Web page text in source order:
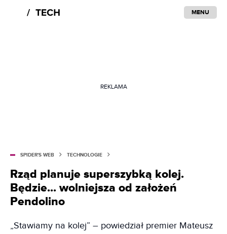
MENU
REKLAMA
SPIDER'S WEB TECHNOLOGIE
Rząd planuje superszybką kolej.
Będzie... wolniejsza od założeń
Pendolino
„Stawiamy na kolej” – powiedział premier Mateusz